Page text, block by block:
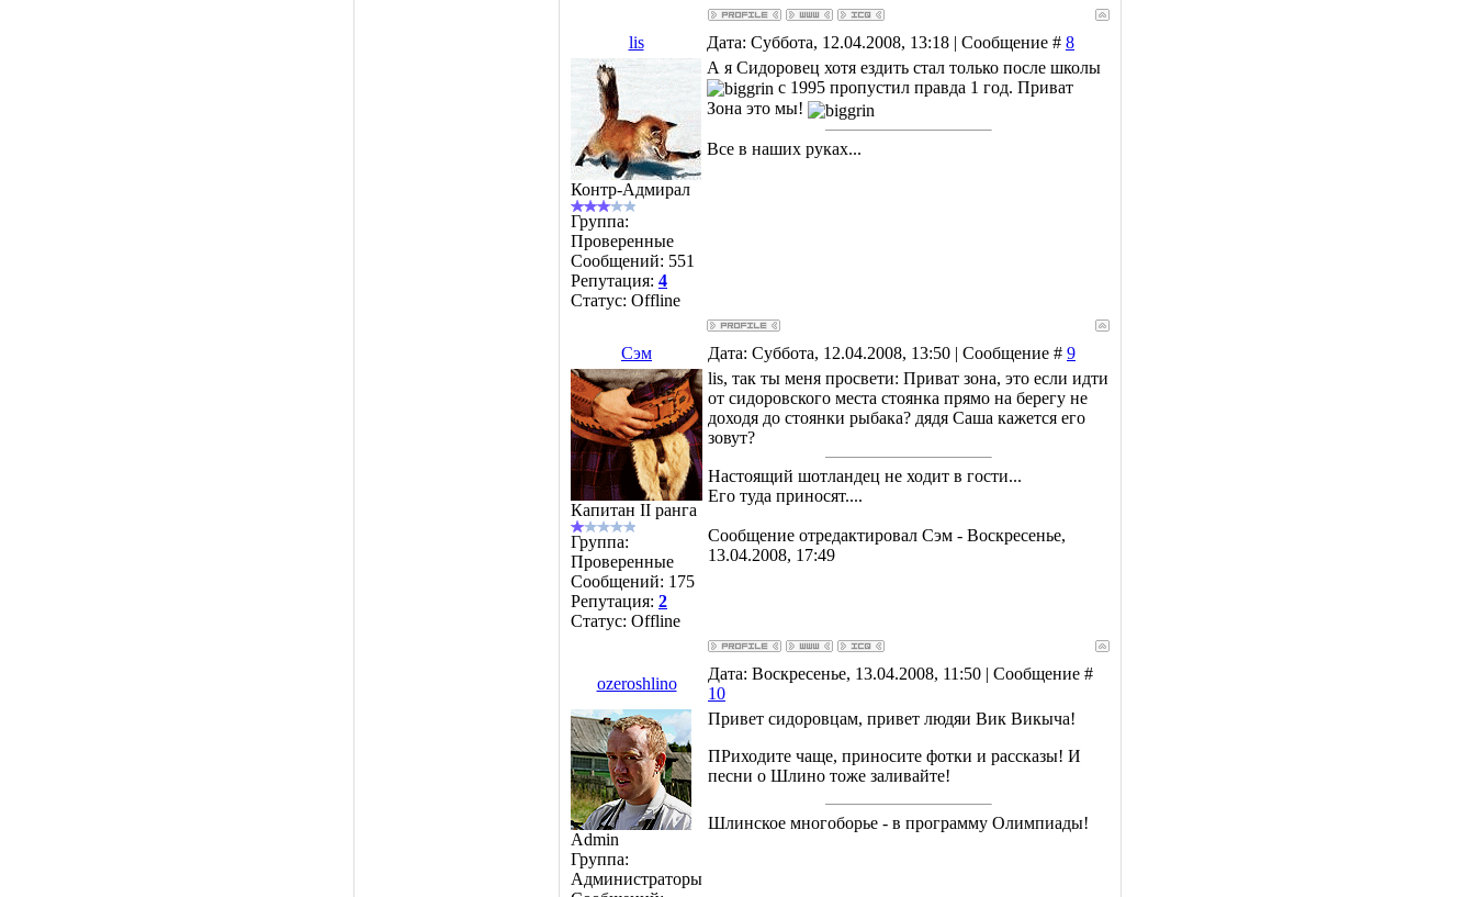
lis Дата: Суббота, 12.04.2008, 13:18 | Сообщение # 8
Контр-Адмирал
Группа:
Проверенные
Сообщений: 551
Репутация: 4
Статус: Offline
А я Сидоровец хотя ездить стал только после школы
с 1995 пропустил правда 1 год. Приват
Зона это мы!
Все в наших руках...
Сэм Дата: Суббота, 12.04.2008, 13:50 | Сообщение # 9
Капитан II ранга
Группа:
Проверенные
Сообщений: 175
Репутация: 2
Статус: Offline
lis, так ты меня просвети: Приват зона, это если идти
от сидоровского места стоянка прямо на берегу не
доходя до стоянки рыбака? дядя Саша кажется его
зовут?
Настоящий шотландец не ходит в гости...
Его туда приносят....
Сообщение отредактировал Сэм - Воскресенье,
13.04.2008, 17:49
ozeroshlino
Дата: Воскресенье, 13.04.2008, 11:50 | Сообщение #
10
Admin
Группа:
Администраторы
Привет сидоровцам, привет людяи Вик Викыча!
ПРиходите чаще, приносите фотки и рассказы! И
песни о Шлино тоже заливайте!
Шлинское многоборье - в программу Олимпиады!